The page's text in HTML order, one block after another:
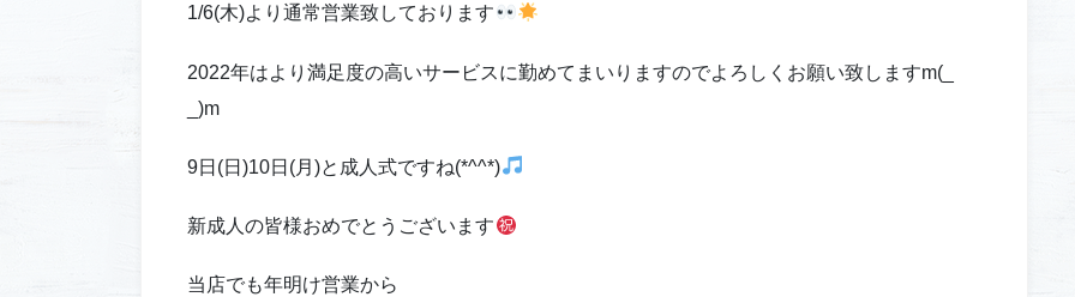
1/6(木)より通常営業致しております
2022年はより満足度の高いサービスに勤めてまいりますのでよろしくお願い致しますm(_
_)m
9日(日)10日(月)と成人式ですね(*^^*)
新成人の皆様おめでとうございます
当店でも年明け営業から